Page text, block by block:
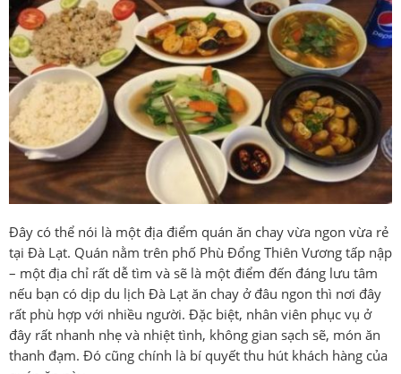
Đây có thể nói là một địa điểm quán ăn chay vừa ngon vừa rẻ
tại Đà Lạt. Quán nằm trên phố Phù Đổng Thiên Vương tấp nập
– một địa chỉ rất dễ tìm và sẽ là một điểm đến đáng lưu tâm
nếu bạn có dịp du lịch Đà Lạt ăn chay ở đâu ngon thì nơi đây
rất phù hợp với nhiều người. Đặc biệt, nhân viên phục vụ ở
đây rất nhanh nhẹ và nhiệt tình, không gian sạch sẽ, món ăn
thanh đạm. Đó cũng chính là bí quyết thu hút khách hàng của